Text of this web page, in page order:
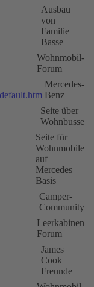
Ausbau
von
Familie
Basse
Wohnmobil-
Forum
Mercedes-
Benz
Seite über
Wohnbusse
Seite für
Wohnmobile
auf
Mercedes
Basis
Camper-
Community
Leerkabinen
Forum
James
Cook
Freunde